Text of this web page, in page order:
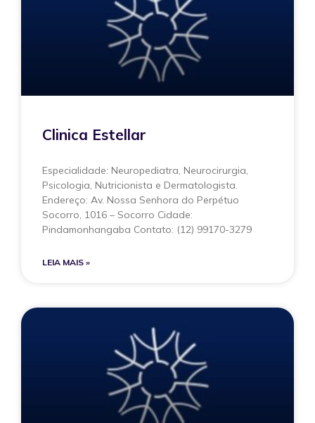
Clinica Estellar
Especialidade: Neuropediatra, Neurocirurgia,
Psicologia, Nutricionista e Dermatologista.
Endereço: Av. Nossa Senhora do Perpétuo
Socorro, 1016 – Socorro Cidade:
Pindamonhangaba Contato: (12) 99170-3279
LEIA MAIS »